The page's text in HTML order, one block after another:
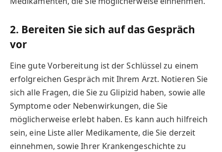
2. Bereiten Sie sich auf das Gespräch
vor
Eine gute Vorbereitung ist der Schlüssel zu einem
erfolgreichen Gespräch mit Ihrem Arzt. Notieren Sie
sich alle Fragen, die Sie zu Glipizid haben, sowie alle
Symptome oder Nebenwirkungen, die Sie
möglicherweise erlebt haben. Es kann auch hilfreich
sein, eine Liste aller Medikamente, die Sie derzeit
einnehmen, sowie Ihrer Krankengeschichte zu